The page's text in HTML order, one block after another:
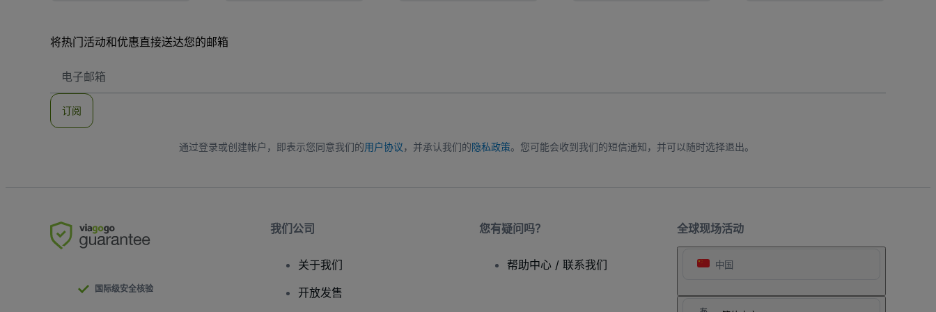
将热门活动和优惠直接送达您的邮箱
子
地
订阅
通过登录或创建帐户，即表示您同意我们的用户协议，并承认我们的隐私政策。您可能会收到我们的短信通知，并可以随时选择退出。
全球现场活动
中国
国际级安全核验
我们公司
关于我们
开放发售
您有疑问吗？
帮助中心 / 联系我们